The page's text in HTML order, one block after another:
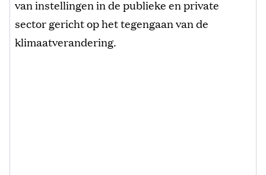
van instellingen in de publieke en private
sector gericht op het tegengaan van de
klimaatverandering.